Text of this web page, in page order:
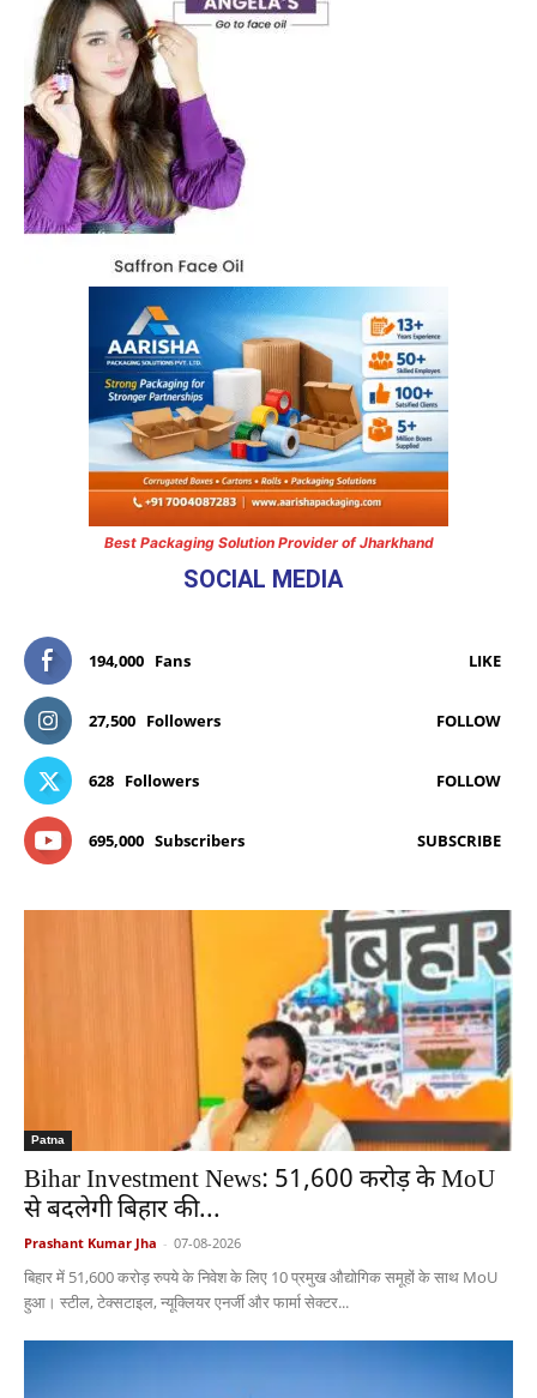
Best Packaging Solution Provider of Jharkhand
SOCIAL MEDIA
194,000 Fans LIKE
27,500 Followers FOLLOW
628 Followers FOLLOW
695,000 Subscribers SUBSCRIBE
Patna
Bihar Investment News: 51,600 करोड़ के MoU
से बदलेगी बिहार की...
Prashant Kumar Jha - 07-08-2026
बिहार में 51,600 करोड़ रुपये के निवेश के लिए 10 प्रमुख औद्योगिक समूहों के साथ MoU
हुआ। स्टील, टेक्सटाइल, न्यूक्लियर एनर्जी और फार्मा सेक्टर...